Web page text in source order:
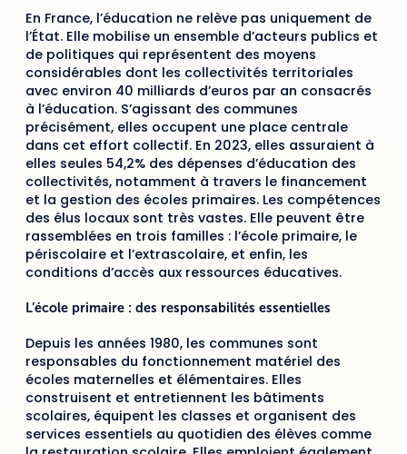
En France, l’éducation ne relève pas uniquement de
l’État. Elle mobilise un ensemble d’acteurs publics et
de politiques qui représentent des moyens
considérables dont les collectivités territoriales
avec environ 40 milliards d’euros par an consacrés
à l’éducation. S’agissant des communes
précisément, elles occupent une place centrale
dans cet effort collectif. En 2023, elles assuraient à
elles seules 54,2% des dépenses d’éducation des
collectivités, notamment à travers le financement
et la gestion des écoles primaires. Les compétences
des élus locaux sont très vastes. Elle peuvent être
rassemblées en trois familles : l’école primaire, le
périscolaire et l’extrascolaire, et enfin, les
conditions d’accès aux ressources éducatives.
L’école primaire : des responsabilités essentielles
Depuis les années 1980, les communes sont
responsables du fonctionnement matériel des
écoles maternelles et élémentaires. Elles
construisent et entretiennent les bâtiments
scolaires, équipent les classes et organisent des
services essentiels au quotidien des élèves comme